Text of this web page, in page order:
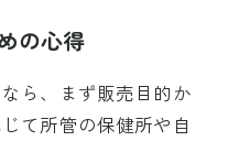
の心得
ら、まず販売目的か
て所管の保健所や自